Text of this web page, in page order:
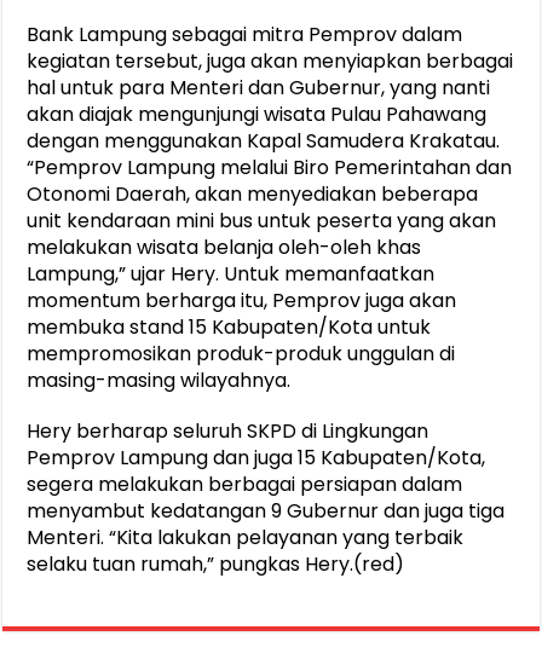
Bank Lampung sebagai mitra Pemprov dalam
kegiatan tersebut, juga akan menyiapkan berbagai
hal untuk para Menteri dan Gubernur, yang nanti
akan diajak mengunjungi wisata Pulau Pahawang
dengan menggunakan Kapal Samudera Krakatau.
“Pemprov Lampung melalui Biro Pemerintahan dan
Otonomi Daerah, akan menyediakan beberapa
unit kendaraan mini bus untuk peserta yang akan
melakukan wisata belanja oleh-oleh khas
Lampung,” ujar Hery. Untuk memanfaatkan
momentum berharga itu, Pemprov juga akan
membuka stand 15 Kabupaten/Kota untuk
mempromosikan produk-produk unggulan di
masing-masing wilayahnya.
Hery berharap seluruh SKPD di Lingkungan
Pemprov Lampung dan juga 15 Kabupaten/Kota,
segera melakukan berbagai persiapan dalam
menyambut kedatangan 9 Gubernur dan juga tiga
Menteri. “Kita lakukan pelayanan yang terbaik
selaku tuan rumah,” pungkas Hery.(red)